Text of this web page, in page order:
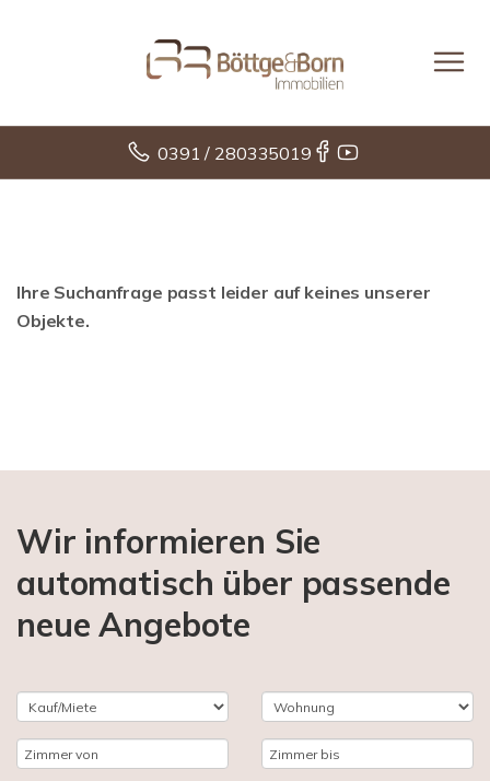
0391 / 280335019
Ihre Suchanfrage passt leider auf keines unserer
Objekte.
Wir informieren Sie
automatisch über passende
neue Angebote